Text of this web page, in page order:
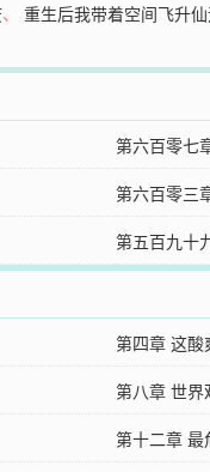
、重生后我带着空间飞升
第六百零七
第六百零三
第五百九十
第四章 这酸
第八章 世界
第十二章 最